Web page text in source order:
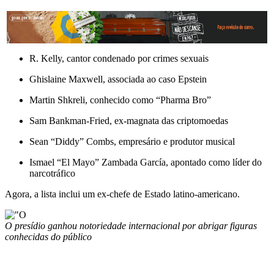
R. Kelly, cantor condenado por crimes sexuais
Ghislaine Maxwell, associada ao caso Epstein
Martin Shkreli, conhecido como “Pharma Bro”
Sam Bankman-Fried, ex-magnata das criptomoedas
Sean “Diddy” Combs, empresário e produtor musical
Ismael “El Mayo” Zambada García, apontado como líder do
narcotráfico
Agora, a lista inclui um ex-chefe de Estado latino-americano.
O presídio ganhou notoriedade internacional por abrigar figuras
conhecidas do público